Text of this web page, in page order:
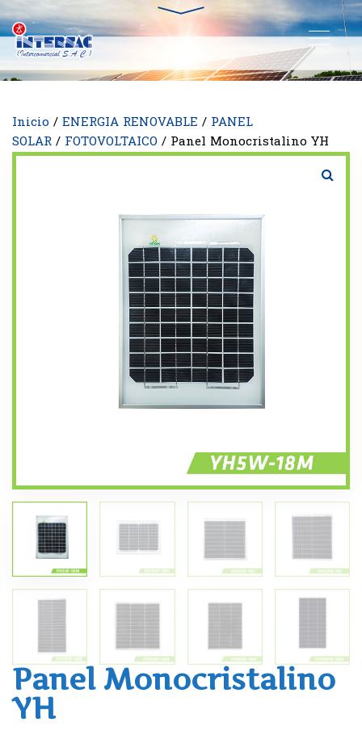
Inicio /ENERGIA RENOVABLE / PANEL
SOLAR/ FOTOVOLTAICO/ Panel Monocristalino YH
Panel Monocristalino
YH